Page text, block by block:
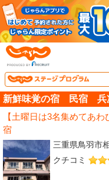
新鮮味覚の宿 民宿 兵
【土曜日は3名集めてあ
宿
三重県鳥羽市
クチコミ